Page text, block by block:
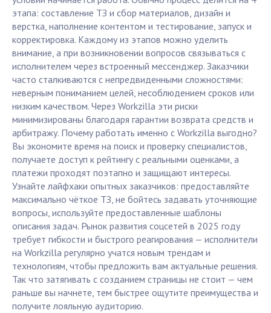
этапа: составление ТЗ и сбор материалов, дизайн и
верстка, наполнение контентом и тестирование, запуск и
корректировка. Каждому из этапов можно уделить
внимание, а при возникновении вопросов связываться с
исполнителем через встроенный мессенджер. Заказчики
часто сталкиваются с непредвиденными сложностями:
неверным пониманием целей, несоблюдением сроков или
низким качеством. Через Workzilla эти риски
минимизированы благодаря гарантии возврата средств и
арбитражу. Почему работать именно с Workzilla выгодно?
Вы экономите время на поиск и проверку специалистов,
получаете доступ к рейтингу с реальными оценками, а
платежи проходят поэтапно и защищают интересы.
Узнайте лайфхаки опытных заказчиков: предоставляйте
максимально чёткое ТЗ, не бойтесь задавать уточняющие
вопросы, используйте предоставленные шаблоны
описания задач. Рынок развития соцсетей в 2025 году
требует гибкости и быстрого реагирования — исполнители
на Workzilla регулярно учатся новым трендам и
технологиям, чтобы предложить вам актуальные решения.
Так что затягивать с созданием страницы не стоит — чем
раньше вы начнете, тем быстрее ощутите преимущества и
получите лояльную аудиторию.